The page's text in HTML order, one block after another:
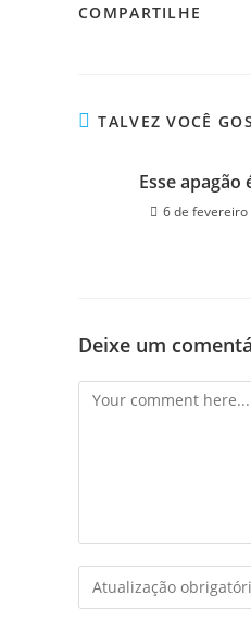
COMPARTILHE
TALVEZ VOCÊ
Esse apagão
6 de fevereiro
Deixe um